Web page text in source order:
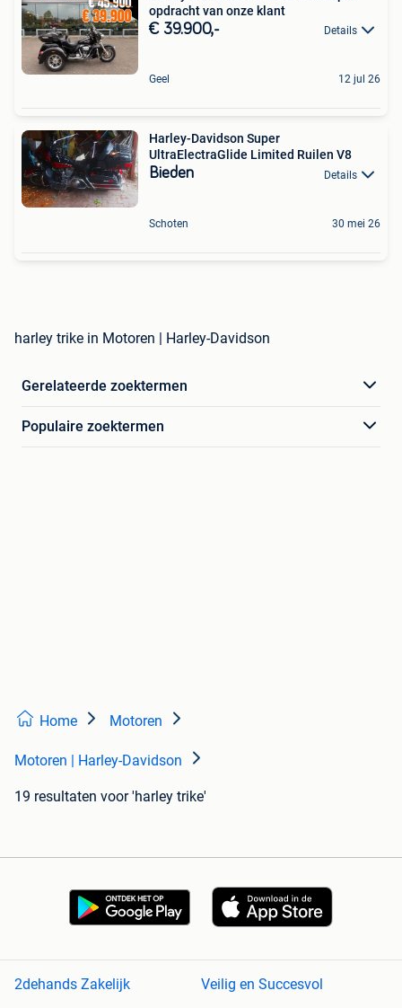
opdracht van onze klant
€ 39.900,- Details
Geel 12 jul 26
Harley-Davidson Super
UltraElectraGlide Limited Ruilen V8
Bieden Details
Schoten 30 mei 26
harley trike in Motoren | Harley-Davidson
Gerelateerde zoektermen
Populaire zoektermen
Home Motoren
Motoren | Harley-Davidson
19 resultaten voor 'harley trike'
2dehands Zakelijk Veilig en Succesvol